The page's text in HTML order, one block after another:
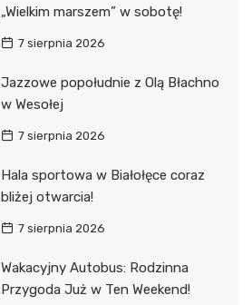
„Wielkim marszem” w sobotę!
7 sierpnia 2026
Jazzowe popołudnie z Olą Błachno
w Wesołej
7 sierpnia 2026
Hala sportowa w Białołęce coraz
bliżej otwarcia!
7 sierpnia 2026
Wakacyjny Autobus: Rodzinna
Przygoda Już w Ten Weekend!